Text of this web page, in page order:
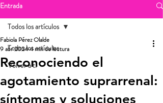
Entrada
Todos los artículos
Volver a ti
Todos los artículos
Reconociendo el
agotamiento suprarrenal:
síntomas y soluciones
Fabiola Pérez Olalde
9 abr 20244 min de lectura